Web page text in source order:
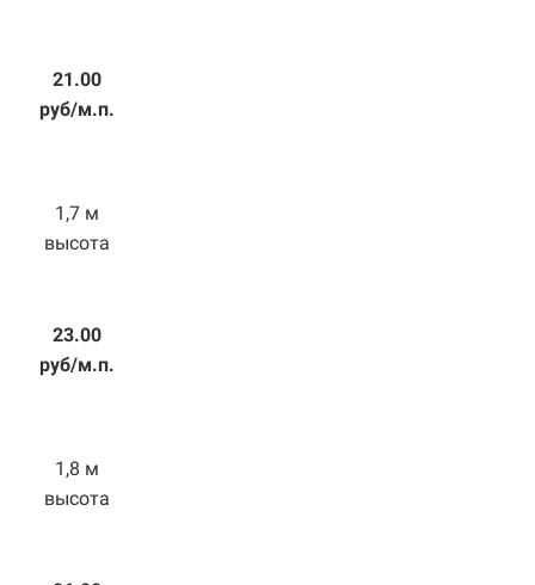
21.00
руб/м.п.
1,7 м
высота
23.00
руб/м.п.
1,8 м
высота